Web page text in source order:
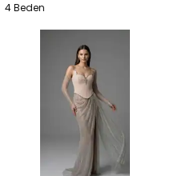
4 Beden